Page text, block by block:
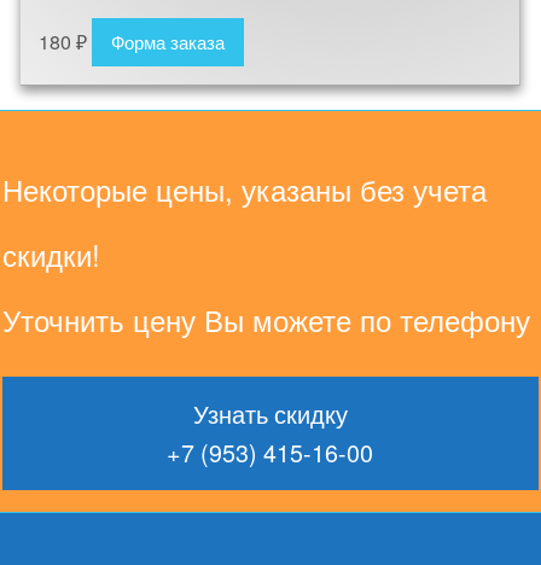
180₽ Форма заказа
Некоторые цены, указаны без учета
скидки!
Уточнить цену Вы можете по телефону
Узнать скидку
+7 (953) 415-16-00